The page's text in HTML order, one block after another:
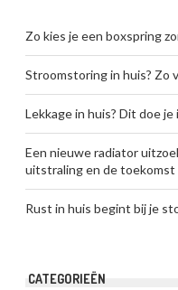
Zo kies je een boxspring
Stroomstoring in huis? Zo
Lekkage in huis? Dit doe
Een nieuwe radiator
uitstraling en de toekomst
Rust in huis begint bij je
CATEGORIEËN